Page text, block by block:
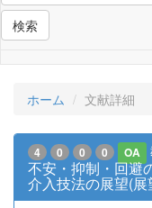
検索
ホーム 文献詳細
4 0 0 0 OA
不安・抑制・回避
介入技法の展望(展